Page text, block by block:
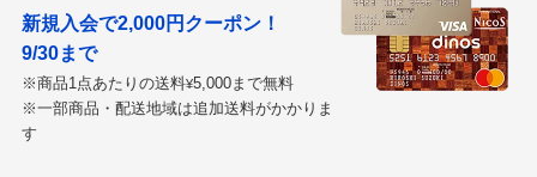
新規入会で2,000円クーポン！
9/30まで
※商品1点あたりの送料¥5,000まで無料
※一部商品・配送地域は追加送料がかかりま
す